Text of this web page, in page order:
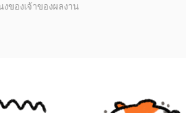
ของเจ้าของผลงาน